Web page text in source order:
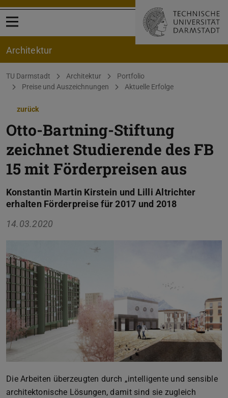
Menü öffnen
Architektur
Sie befinden sich hier:
TU Darmstadt Architektur
Portfolio
Preise und Auszeichnungen
Aktuelle Erfolge
zurück
Otto-Bartning-Stiftung
zeichnet Studierende des FB
15 mit Förderpreisen aus
Konstantin Martin Kirstein und Lilli Altrichter
erhalten Förderpreise für 2017 und 2018
14.03.2020
Die Arbeiten überzeugten durch „intelligente und sensible
architektonische Lösungen, damit sind sie zugleich